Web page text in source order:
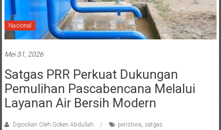
Nasional
Mei 31, 2026
Satgas PRR Perkuat Dukungan
Pemulihan Pascabencana Melalui
Layanan Air Bersih Modern
Diposkan Oleh:Goken Abdullah peristiwa, satgas